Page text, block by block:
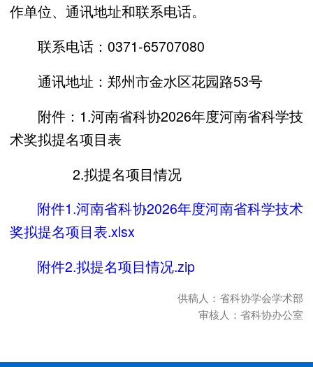
作单位、通讯地址和联系电话。
联系电话：0371-65707080
通讯地址：郑州市金水区花园路53号
附件：1.河南省科协2026年度河南省科学技
术奖拟提名项目表
2.拟提名项目情况
附件1.河南省科协2026年度河南省科学技术
奖拟提名项目表.xlsx
附件2.拟提名项目情况.zip
供稿人：省科协学会学术部
审核人：省科协办公室